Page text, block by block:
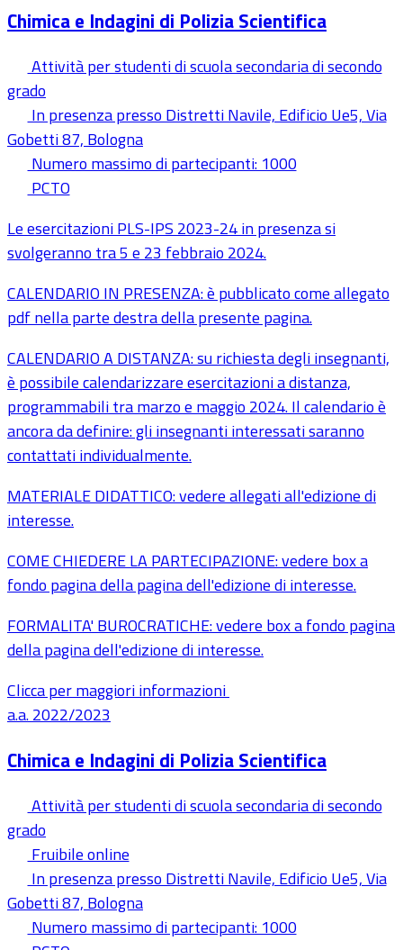
Chimica e Indagini di Polizia Scientifica
Attività per studenti di scuola secondaria di secondo
grado
In presenza presso Distretti Navile, Edificio Ue5, Via
Gobetti 87, Bologna
Numero massimo di partecipanti: 1000
PCTO
Le esercitazioni PLS-IPS 2023-24 in presenza si
svolgeranno tra 5 e 23 febbraio 2024.
CALENDARIO IN PRESENZA: è pubblicato come allegato
pdf nella parte destra della presente pagina.
CALENDARIO A DISTANZA: su richiesta degli insegnanti,
è possibile calendarizzare esercitazioni a distanza,
programmabili tra marzo e maggio 2024. Il calendario è
ancora da definire: gli insegnanti interessati saranno
contattati individualmente.
MATERIALE DIDATTICO: vedere allegati all'edizione di
interesse.
COME CHIEDERE LA PARTECIPAZIONE: vedere box a
fondo pagina della pagina dell'edizione di interesse.
FORMALITA' BUROCRATICHE: vedere box a fondo pagina
della pagina dell'edizione di interesse.
Clicca per maggiori informazioni
a.a. 2022/2023
Chimica e Indagini di Polizia Scientifica
Attività per studenti di scuola secondaria di secondo
grado
Fruibile online
In presenza presso Distretti Navile, Edificio Ue5, Via
Gobetti 87, Bologna
Numero massimo di partecipanti: 1000